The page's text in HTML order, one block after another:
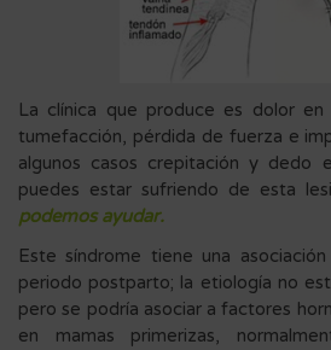
La clínica que produce es dolor
tumefacción, pérdida de fuerza e
algunos casos crepitación y dedo
puedes estar sufriendo de esta
podemos ayudar.
Este síndrome tiene una
periodo postparto; la etiología no
pero se podría asociar a factores
en mamas primerizas,